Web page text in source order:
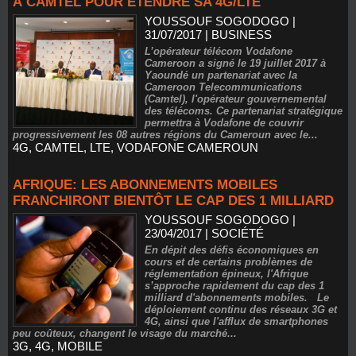
YOUSSOUF SOGODOGO |
31/07/2017 | BUSINESS
L’opérateur télécom Vodafone
Cameroon a signé le 19 juillet 2017 à
Yaoundé un partenariat avec la
Cameroon Telecommunications
(Camtel), l'opérateur gouvernemental
des télécoms. Ce partenariat stratégique
permettra à Vodafone de couvrir
progressivement les 08 autres régions du Cameroun avec le...
4G, CAMTEL, LTE, VODAFONE CAMEROUN
AFRIQUE: LES ABONNEMENTS MOBILES
FRANCHIRONT BIENTÔT LE CAP DES 1 MILLIARD
YOUSSOUF SOGODOGO |
23/04/2017 | SOCIÉTÉ
En dépit des défis économiques en
cours et de certains problèmes de
réglementation épineux, l'Afrique
s’approche rapidement du cap des 1
milliard d'abonnements mobiles. Le
déploiement continu des réseaux 3G et
4G, ainsi que l'afflux de smartphones
peu coûteux, changent le visage du marché...
3G, 4G, MOBILE